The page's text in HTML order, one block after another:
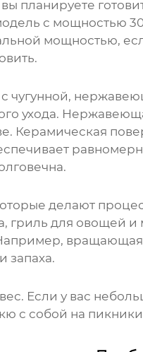
планируете
с мощностью
мощностью,
чугунной,
ухода.
Керамическая
делают
гриль для овощей и
Например,
запаха.
Если у вас
с собой на